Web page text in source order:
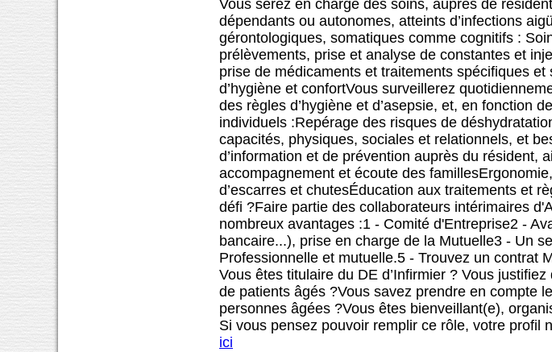
Vous serez en charge des soins, auprès de
dépendants ou autonomes, atteints d’infections
gérontologiques, somatiques comme cognitifs :
prélèvements, prise et analyse de constantes et
prise de médicaments et traitements spécifiques
d’hygiène et confortVous surveillerez
des règles d’hygiène et d’asepsie, et, en fonction
individuels :Repérage des risques de
capacités, physiques, sociales et relationnels, et
d’information et de prévention auprès du résident,
accompagnement et écoute des
d’escarres et chutesÉducation aux traitements et
défi ?Faire partie des collaborateurs intérimaires
nombreux avantages :1 - Comité d'Entreprise2 -
bancaire...), prise en charge de la Mutuelle3 - Un
Professionnelle et mutuelle.5 - Trouvez un contrat
Vous êtes titulaire du DE d’Infirmier ? Vous
de patients âgés ?Vous savez prendre en compte
personnes âgées ?Vous êtes bienveillant(e),
Si vous pensez pouvoir remplir ce rôle, votre profil
ici